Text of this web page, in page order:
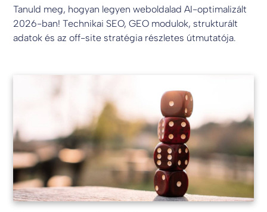
Tanuld meg, hogyan legyen weboldalad AI-optimalizált
2026-ban! Technikai SEO, GEO modulok, strukturált
adatok és az off-site stratégia részletes útmutatója.